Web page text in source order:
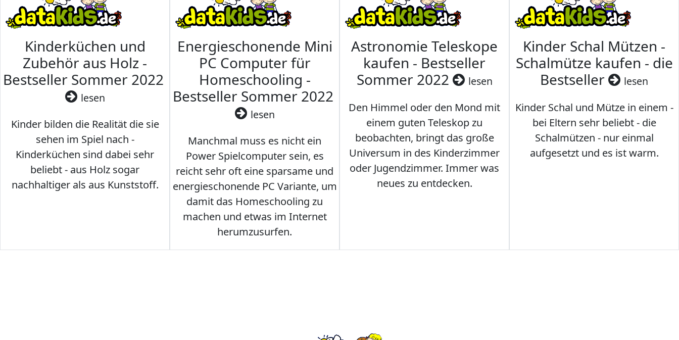
Kinderküchen und
Zubehör aus Holz -
Bestseller Sommer 2022
lesen
Kinder bilden die Realität die sie
sehen im Spiel nach -
Kinderküchen sind dabei sehr
beliebt - aus Holz sogar
nachhaltiger als aus Kunststoff.
Energieschonende Mini
PC Computer für
Homeschooling -
Bestseller Sommer 2022
lesen
Manchmal muss es nicht ein
Power Spielcomputer sein, es
reicht sehr oft eine sparsame und
energieschonende PC Variante, um
damit das Homeschooling zu
machen und etwas im Internet
herumzusurfen.
Astronomie Teleskope
kaufen - Bestseller
Sommer 2022
lesen
Den Himmel oder den Mond mit
einem guten Teleskop zu
beobachten, bringt das große
Universum in des Kinderzimmer
oder Jugendzimmer. Immer was
neues zu entdecken.
Kinder Schal Mützen -
Schalmütze kaufen - die
Bestseller
lesen
Kinder Schal und Mütze in einem -
bei Eltern sehr beliebt - die
Schalmützen - nur einmal
aufgesetzt und es ist warm.